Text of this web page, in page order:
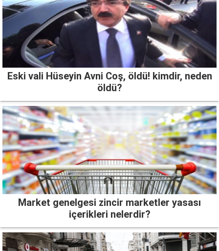
Eski vali Hüseyin Avni Coş, öldü! kimdir, neden
öldü?
Market genelgesi zincir marketler yasası
içerikleri nelerdir?